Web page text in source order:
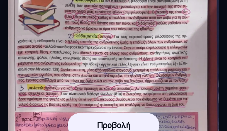
Προβολή